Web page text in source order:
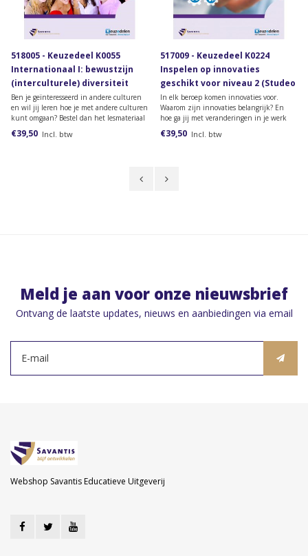
518005 - Keuzedeel K0055
Internationaal I: bewustzijn
(interculturele) diversiteit
(Studeo versie)
Ben je geïnteresseerd in andere culturen
en wil jij leren hoe je met andere culturen
kunt omgaan? Bestel dan het lesmateriaal
bewustzijn (interculturele) diversiteit.
€39,50 Incl. btw
517009 - Keuzedeel K0224
Inspelen op innovaties
geschikt voor niveau 2 (Studeo
versie)
In elk beroep komen innovaties voor.
Waarom zijn innovaties belangrijk? En
hoe ga jij met veranderingen in je werk
over innoveren? Bestel dan het
€39,50 Incl. btw
Meld je aan voor onze nieuwsbrief
Ontvang de laatste updates, nieuws en aanbiedingen via email
Webshop Savantis Educatieve Uitgeverij